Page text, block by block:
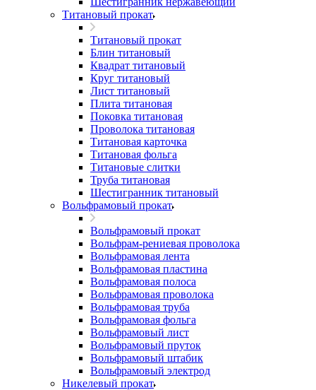
Титановый прокат
Титановый прокат
Блин титановый
Квадрат титановый
Круг титановый
Лист титановый
Плита титановая
Поковка титановая
Проволока титановая
Титановая карточка
Титановая фольга
Титановые слитки
Труба титановая
Шестигранник титановый
Вольфрамовый прокат
Вольфрамовый прокат
Вольфрам-рениевая проволока
Вольфрамовая лента
Вольфрамовая пластина
Вольфрамовая полоса
Вольфрамовая проволока
Вольфрамовая труба
Вольфрамовая фольга
Вольфрамовый лист
Вольфрамовый пруток
Вольфрамовый штабик
Вольфрамовый электрод
Никелевый прокат